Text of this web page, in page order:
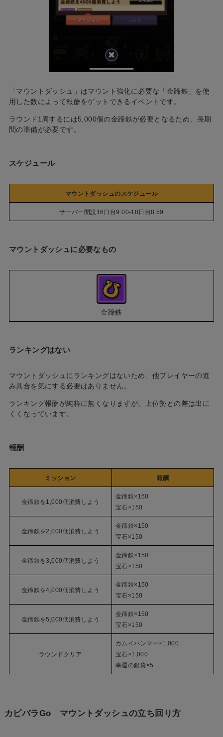
「マウントダッシュ」はマウント強化に必要な「金蹄鉄」を使
用した数によって報酬をゲットできるイベントです。
ラウンド1周するには5,000個の金蹄鉄が必要となるため、長期
間の準備が必要です。
スケジュール
マウントダッシュのスケジュール
サーバー開設16日目9:00-18日目8:59
マウントダッシュに必要なもの
金蹄鉄
ランキングはない
マウントダッシュにランキングはないため、他プレイヤーの進
み具合を気にする必要はありません。
ランキング報酬が純粋に無くなりますが、上位勢との差は出に
くくなっています。
報酬
ミッション 報酬
金蹄鉄を1,000個消費しよう
金蹄鉄×150
宝石×150
金蹄鉄を2,000個消費しよう
金蹄鉄×150
宝石×150
金蹄鉄を3,000個消費しよう
金蹄鉄×150
宝石×150
金蹄鉄を4,000個消費しよう
金蹄鉄×150
宝石×150
金蹄鉄を5,000個消費しよう
金蹄鉄×150
宝石×150
ラウンドクリア
カムイハンマー×1,000
宝石×1,000
幸運の銀貨×5
カピバラGo マウントダッシュの立ち回り方